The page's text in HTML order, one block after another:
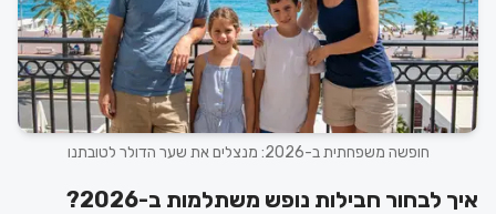
חופשה משפחתית ב-2026: מנצלים את שער הדולר לטובתנו
איך לבחור חבילות נופש משתלמות ב-2026?